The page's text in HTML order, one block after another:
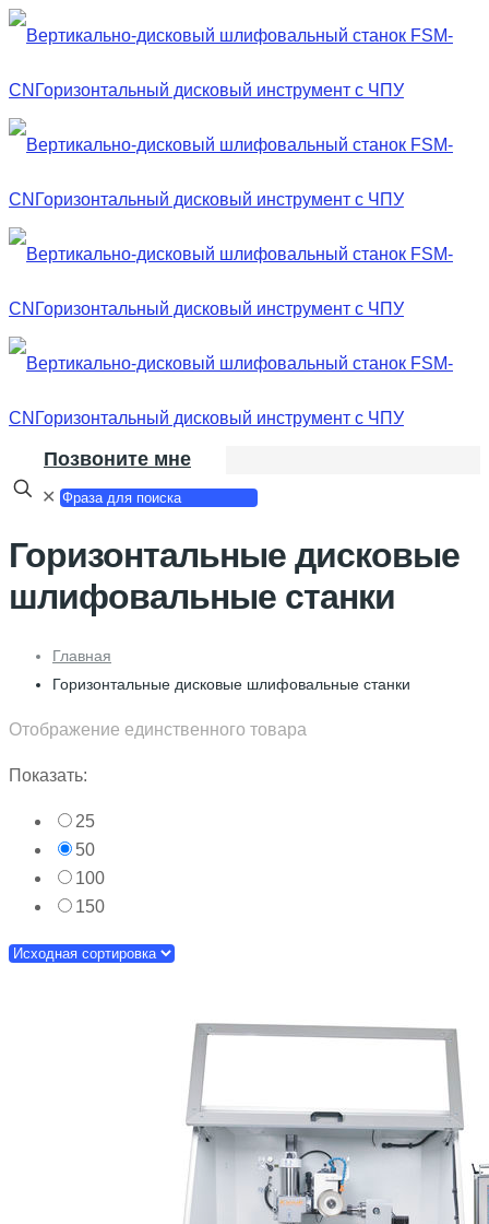
Позвоните мне
✕
Горизонтальные дисковые
шлифовальные станки
Главная
Горизонтальные дисковые шлифовальные станки
Отображение единственного товара
Показать:
25
50
100
150